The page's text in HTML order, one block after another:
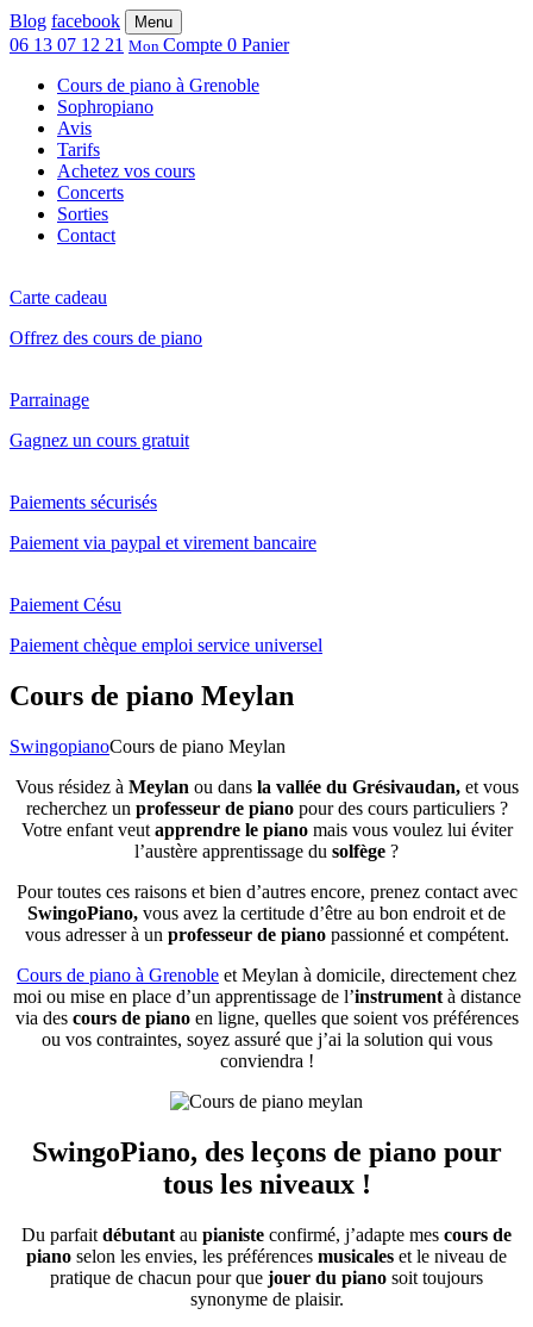
Blog facebook Menu
06 13 07 12 21 Mon Compte 0 Panier
Cours de piano à Grenoble
Sophropiano
Avis
Tarifs
Achetez vos cours
Concerts
Sorties
Contact
Carte cadeau
Offrez des cours de piano
Parrainage
Gagnez un cours gratuit
Paiements sécurisés
Paiement via paypal et virement bancaire
Paiement Césu
Paiement chèque emploi service universel
Cours de piano Meylan
SwingopianoCours de piano Meylan
Vous résidez à Meylan ou dansla vallée du Grésivaudan,et vous
recherchez un professeur de pianopour des cours particuliers ?
Votre enfant veutapprendre le pianomais vous voulez lui éviter
l’austère apprentissage du solfège ?
Pour toutes ces raisons et bien d’autres encore, prenez contact avec
SwingoPiano, vous avez la certitude d’être au bon endroit et de
vous adresser à un professeur de pianopassionné et compétent.
Cours de piano à Grenoble et Meylan à domicile, directement chez
moi ou mise en place d’un apprentissage de l’instrumentà distance
via descours de pianoen ligne, quelles que soient vos préférences
ou vos contraintes, soyez assuré que j’ai la solution qui vous
conviendra !
SwingoPiano, des leçons de piano pour
tous les niveaux !
Du parfait débutant au pianiste confirmé, j’adapte mes cours de
piano selon les envies, les préférences musicales et le niveau de
pratique de chacun pour que jouer du piano soit toujours
synonyme de plaisir.